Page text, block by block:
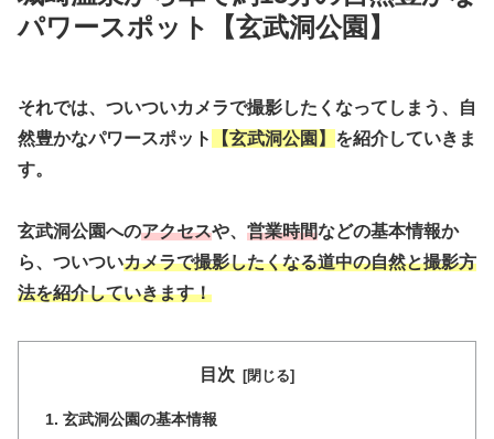
パワースポット【玄武洞公園】
それでは、ついついカメラで撮影したくなってしまう、自
然豊かなパワースポット
【玄武洞公園】 を紹介していきま
す。
玄武洞公園へのアクセスや、 営業時間などの基本情報か
ら、ついついカメラで撮影したくなる道中の自然と撮影方
法を紹介していきます！
目次
玄武洞公園の基本情報